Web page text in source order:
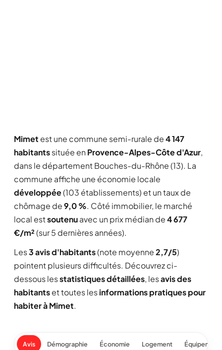
Mimet est une commune semi-rurale de4 147
habitantssituée en Provence-Alpes-Côte d'Azur,
dans le département Bouches-du-Rhône (13). La
commune affiche une économie locale
développée(103 établissements) et un taux de
chômage de9,0 %. Côté immobilier, le marché
local estsoutenuavec un prix médian de4 677
€/m²(sur 5 dernières années).
Les3 avis d'habitants(note moyenne2,7/5)
pointent plusieurs difficultés. Découvrez ci-
dessous lesstatistiques détaillées, lesavis des
habitantset toutes lesinformations pratiques pour
habiter à Mimet.
Avis Démographie Économie Logement